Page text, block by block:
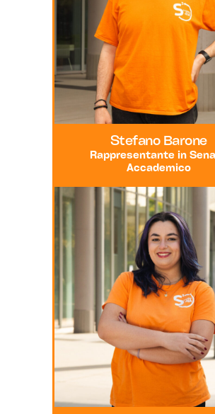
Stefano Barone
Rappresentante in
Accademico